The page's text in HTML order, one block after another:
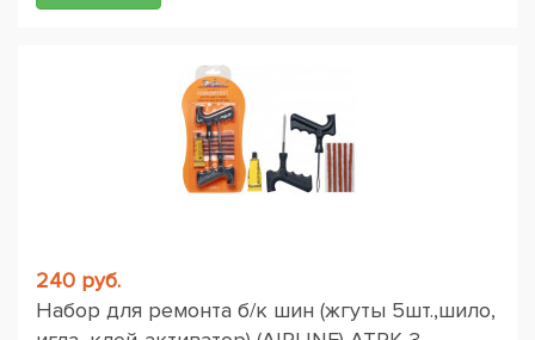
240 руб.
Набор для ремонта б/к шин (жгуты 5шт.,шило,